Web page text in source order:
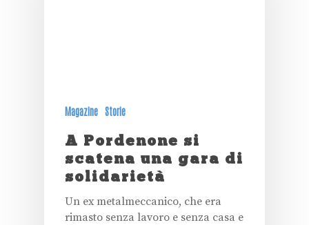
Magazine Storie
A Pordenone si
scatena una gara di
solidarietà
Un ex metalmeccanico, che era
rimasto senza lavoro e senza casa e